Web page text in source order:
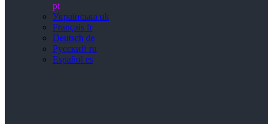
pt
Українська uk
Français fr
Deutsch de
Русский ru
Español es